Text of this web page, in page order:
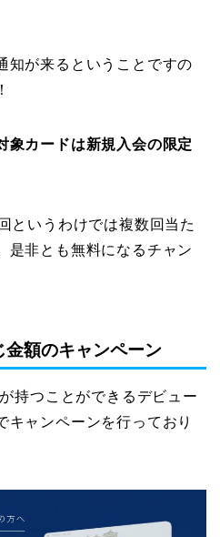
知が来るということですの
象カードは新規入会の限定
というわけでは複数回当た
是非とも無料になるチャン
額のキャンペーン
持つことができるデビュー
キャンペーンを行っており